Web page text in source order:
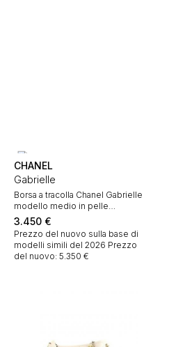
CHANEL
Gabrielle
Borsa a tracolla Chanel Gabrielle
modello medio in pelle
trapuntata a zigzag grigia
3.450 €
Prezzo del nuovo sulla base di
modelli simili del 2026 Prezzo
del nuovo: 5.350 €